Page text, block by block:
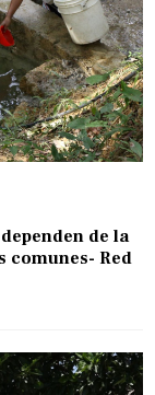
de la
comunes- Red